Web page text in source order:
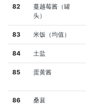
82
蔓越莓酱（罐
头）
83 米饭（均值）
84 土盐
85 蛋黄酱
86 桑葚